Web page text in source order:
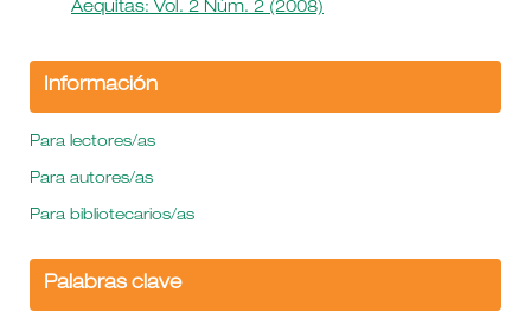
Aequitas: Vol. 2 Núm. 2 (2008)
Información
Para lectores/as
Para autores/as
Para bibliotecarios/as
Palabras clave